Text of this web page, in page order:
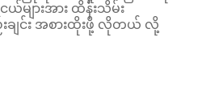
ျားအား ထိန်းသိမ်း
းချင်း အစားထိုးဖို့ လိုတယ် လို့